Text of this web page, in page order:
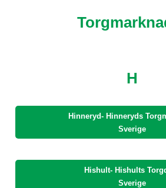
H
Hinneryd- Hinneryds
Sverige
Hishult- Hishults
Sverige